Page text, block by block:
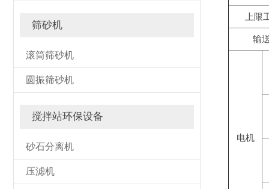
筛砂机
滚筒筛砂机
圆振筛砂机
搅拌站环保设备
砂石分离机
压滤机
上限
输
电机